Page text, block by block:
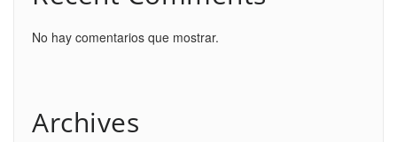
No hay comentarios que mostrar.
Archives